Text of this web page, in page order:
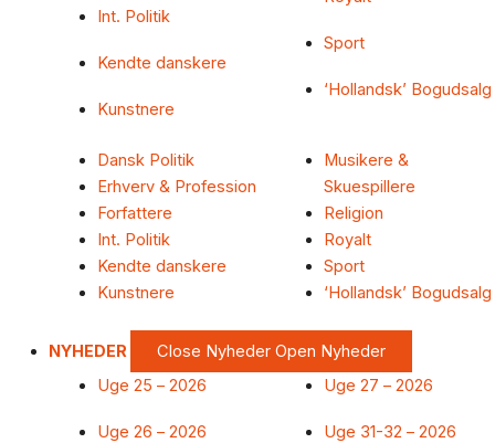
Int. Politik
Kendte danskere
Kunstnere
Sport
‘Hollandsk’ Bogudsalg
Dansk Politik
Erhverv & Profession
Forfattere
Int. Politik
Kendte danskere
Kunstnere
Musikere &
Skuespillere
Religion
Royalt
Sport
‘Hollandsk’ Bogudsalg
NYHEDER Close Nyheder Open Nyheder
Uge 25 – 2026
Uge 26 – 2026
Uge 27 – 2026
Uge 31-32 – 2026